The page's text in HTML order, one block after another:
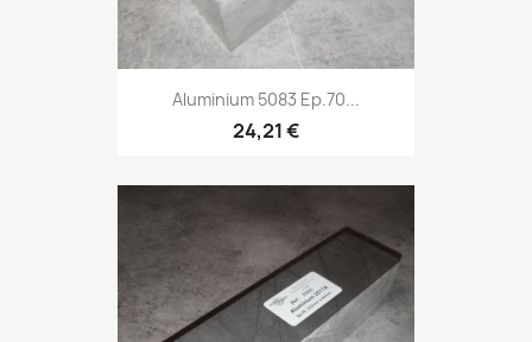
Aluminium 5083 Ep.70...
24,21 €